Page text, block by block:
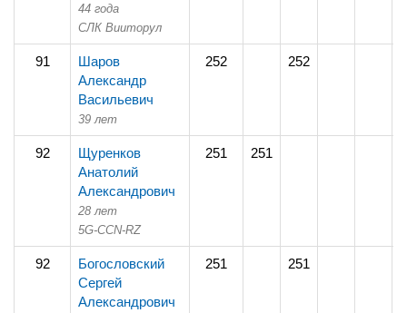
44 года
СЛК Вииторул
91
Шаров
Александр
Васильевич
39 лет
252 252
92
Щуренков
Анатолий
Александрович
28 лет
5G-CCN-RZ
251 251
92
Богословский
Сергей
Александрович
251 251